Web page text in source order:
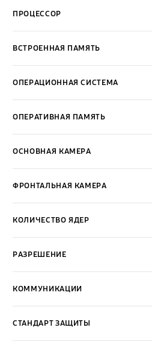
ПРОЦЕССОР
ВСТРОЕННАЯ ПАМЯТЬ
ОПЕРАЦИОННАЯ СИСТЕМА
ОПЕРАТИВНАЯ ПАМЯТЬ
ОСНОВНАЯ КАМЕРА
ФРОНТАЛЬНАЯ КАМЕРА
КОЛИЧЕСТВО ЯДЕР
РАЗРЕШЕНИЕ
КОММУНИКАЦИИ
СТАНДАРТ ЗАЩИТЫ